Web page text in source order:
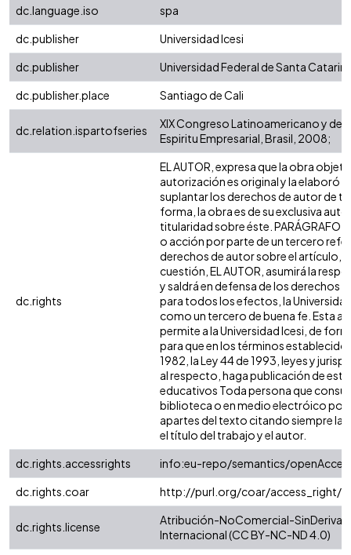
dc.language.iso
spa
dc.publisher
Universidad Icesi
dc.publisher
Universidad Federal de Santa
dc.publisher.place
Santiago de Cali
dc.relation.ispartofseries
XIX Congreso Latinoamericano y del
Espiritu Empresarial, Brasil, 2008;
dc.rights
EL AUTOR, expresa que la obra
autorización es original y la elaboró
suplantar los derechos de autor de
forma, la obra es de su exclusiva
titularidad sobre éste. PARÁGRAFO:
o acción por parte de un tercero
derechos de autor sobre el artículo,
cuestión, EL AUTOR, asumirá la
y saldrá en defensa de los derechos
para todos los efectos, la
como un tercero de buena fe. Esta
permite a la Universidad Icesi, de
para que en los términos
1982, la Ley 44 de 1993, leyes y
al respecto, haga publicación de
educativos Toda persona que
biblioteca o en medio electróico
apartes del texto citando siempre la
el título del trabajo y el autor.
dc.rights.accessrights
info:eu-repo/semantics/
dc.rights.coar
http://purl.org/coar/access_right/
dc.rights.license
Atribución-NoComercial-
Internacional (CC BY-NC-ND 4.0)